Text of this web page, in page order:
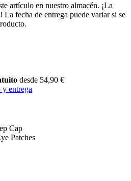
artículo en nuestro almacén. ¡La
La fecha de entrega puede variar si se
desde 54,90 €
entrega
Cap
Patches